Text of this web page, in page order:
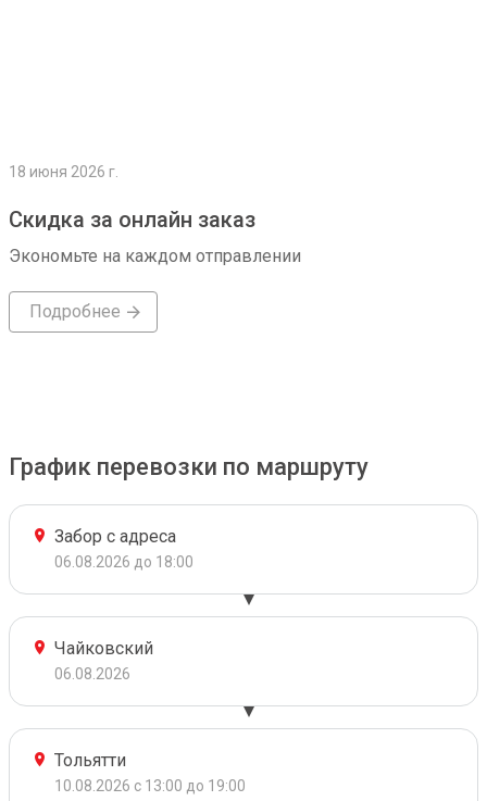
18 июня 2026 г.
Скидка за онлайн заказ
Экономьте на каждом отправлении
Подробнее
График перевозки по маршруту
Забор с адреса
06.08.2026 до 18:00
Чайковский
06.08.2026
Тольятти
10.08.2026 с 13:00 до 19:00